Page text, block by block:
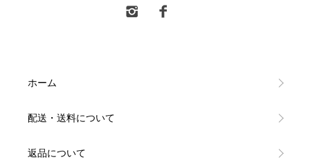
ホーム
配送・送料について
返品について